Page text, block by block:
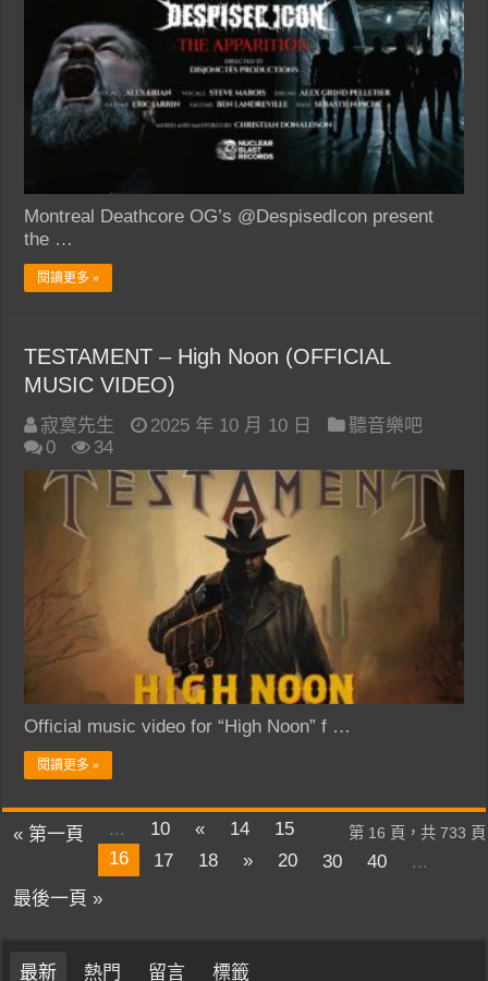
Montreal Deathcore OG’s @DespisedIcon present
the …
閱讀更多 »
TESTAMENT – High Noon (OFFICIAL
MUSIC VIDEO)
寂寞先生 2025 年 10 月 10 日
聽音樂吧
0
34
Official music video for “High Noon” f …
閱讀更多 »
第 16 頁，共 733 頁
« 第一頁 ... 10 « 14
15
16
17 18 » 20 30 40
...
最後一頁 »
最新 熱門 留言 標籤